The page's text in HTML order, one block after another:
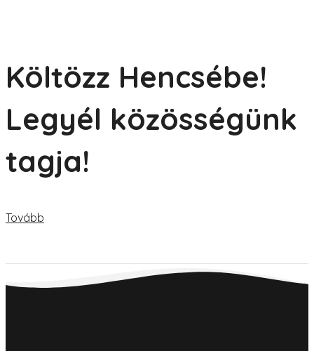
Költözz Hencsébe!
Legyél közösségünk
tagja!
Tovább